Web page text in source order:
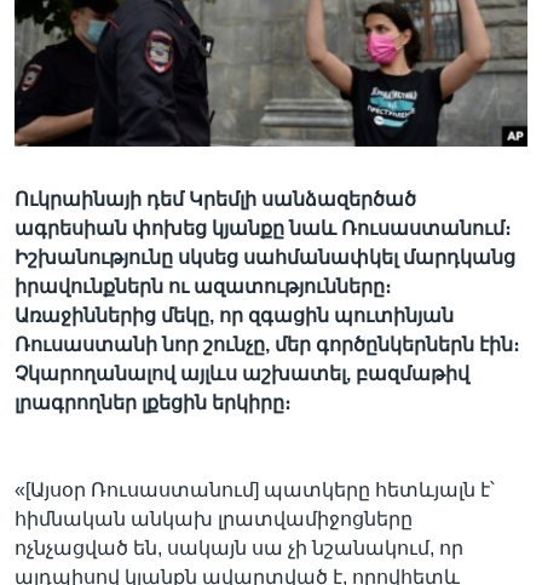
Ուկրաինայի դեմ Կրեմլի սանձազերծած
ագրեսիան փոխեց կյանքը նաև Ռուսաստանում։
Իշխանությունը սկսեց սահմանափկել մարդկանց
իրավունքներն ու ազատությունները։
Առաջիններից մեկը, որ զգացին պուտինյան
Ռուսաստանի նոր շունչը, մեր գործընկերներն էին։
Չկարողանալով այլևս աշխատել, բազմաթիվ
լրագրողներ լքեցին երկիրը։
«[Այսօր Ռուսաստանում] պատկերը հետևյալն է՝
հիմնական անկախ լրատվամիջոցները
ոչնչացված են, սակայն սա չի նշանակում, որ
այդպիսով կյանքն ավարտված է, որովհետև